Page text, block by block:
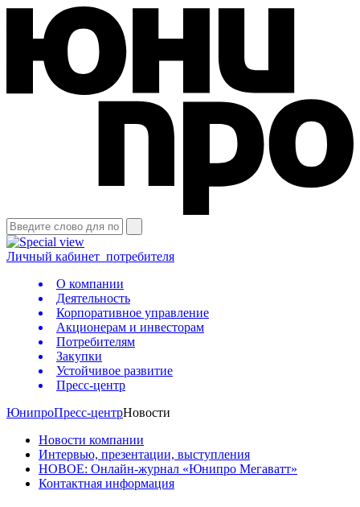
Личный кабинет потребителя
О компании
Деятельность
Корпоративное управление
Акционерам и инвесторам
Потребителям
Закупки
Устойчивое развитие
Пресс-центр
ЮнипроПресс-центрНовости
Новости компании
Интервью, презентации, выступления
НОВОЕ: Онлайн-журнал «Юнипро Мегаватт»
Контактная информация